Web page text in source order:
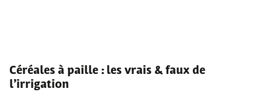
Céréales à paille : les vrais & faux de
l’irrigation